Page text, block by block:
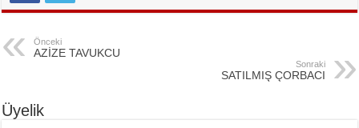
Önceki
AZİZE TAVUKCU
Sonraki
SATILMIŞ ÇORBACI
Üyelik